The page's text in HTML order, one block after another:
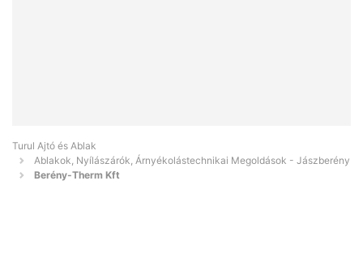
Turul Ajtó és Ablak
Ablakok, Nyílászárók, Árnyékolástechnikai Megoldások - Jászberény
Berény-Therm Kft